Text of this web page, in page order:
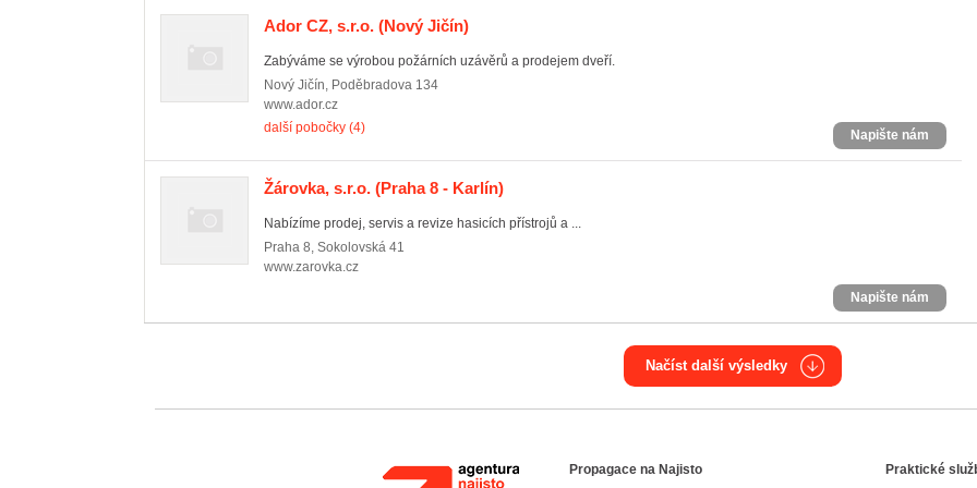
Ador CZ, s.r.o. (Nový Jičín)
Zabýváme se výrobou požárních uzávěrů a prodejem dveří.
Nový Jičín, Poděbradova 134
www.ador.cz
další pobočky (4)
Napište nám
Žárovka, s.r.o. (Praha 8 - Karlín)
Nabízíme prodej, servis a revize hasicích přístrojů a ...
Praha 8, Sokolovská 41
www.zarovka.cz
Napište nám
Načíst další výsledky
Agentura NajistoPropagace na Najisto Praktické